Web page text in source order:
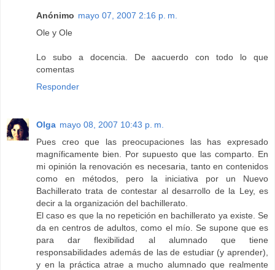
Anónimo mayo 07, 2007 2:16 p. m.
Ole y Ole
Lo subo a docencia. De aacuerdo con todo lo que
comentas
Responder
Olga mayo 08, 2007 10:43 p. m.
Pues creo que las preocupaciones las has expresado
magníficamente bien. Por supuesto que las comparto. En
mi opinión la renovación es necesaria, tanto en contenidos
como en métodos, pero la iniciativa por un Nuevo
Bachillerato trata de contestar al desarrollo de la Ley, es
decir a la organización del bachillerato.
El caso es que la no repetición en bachillerato ya existe. Se
da en centros de adultos, como el mío. Se supone que es
para dar flexibilidad al alumnado que tiene
responsabilidades además de las de estudiar (y aprender),
y en la práctica atrae a mucho alumnado que realmente